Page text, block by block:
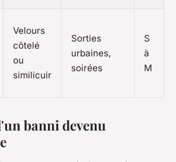
Velours
côtelé
ou
similicuir
Sorties
urbaines,
soirées
S
à
M
banni devenu